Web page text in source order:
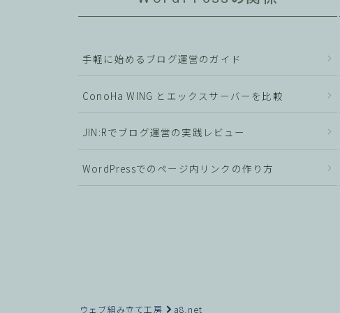
手軽に始めるブログ運営のガイド
ConoHa WING とエックスサーバーを比較
JIN:Rでブログ運営の実践レビュー
WordPressでのページ内リンクの作り方
ウェブ組み立て工房 a8.net